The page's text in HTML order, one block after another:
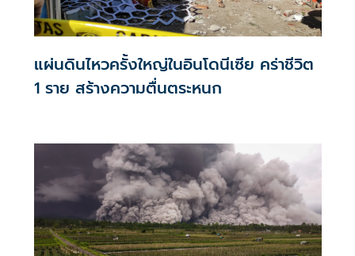
แผ่นดินไหวครั้งใหญ่ในอินโดนีเซีย คร่าชีวิต
1 ราย สร้างความตื่นตระหนก